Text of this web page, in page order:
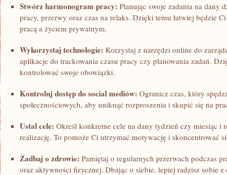
Stwórz harmonogram pracy: Planując swoje zadania na‍ dany
pracy, przerwy oraz ‌czas na relaks. Dzięki ‌temu łatwiej będzie
pracą ‍a⁤ życiem prywatnym.
Wykorzystaj technologie: Korzystaj z narzędzi online do
aplikacje do trackowania czasu pracy czy planowania zadań.
kontrolować swoje obowiązki.
Kontroluj dostęp do social mediów: Ogranicz czas, który
społecznościowych, aby uniknąć rozproszenia i‌ skupić się na
Ustal cele: Określ konkretne cele na dany tydzień czy miesiąc i
realizację. To pomoże Ci utrzymać motywację i ⁣skoncentrować
Zadbaj o zdrowie: Pamiętaj o⁢ regularnych przerwach podczas
oraz aktywności fizycznej. Dbając o siebie, lepiej radzisz sobie